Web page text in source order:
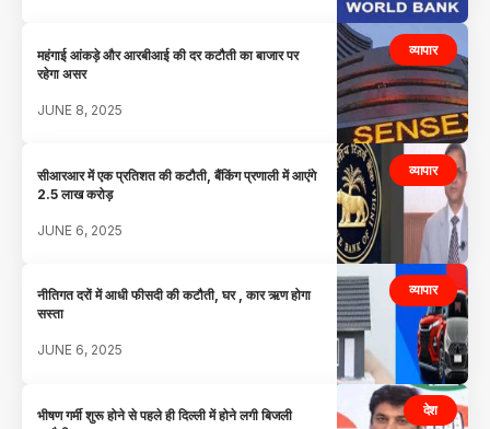
व्यापार
महंगाई आंकड़े और आरबीआई की दर कटौती का बाजार पर
रहेगा असर
JUNE 8, 2025
व्यापार
सीआरआर में एक प्रतिशत की कटौती, बैंकिंग प्रणाली में आएंगे
2.5 लाख करोड़
JUNE 6, 2025
व्यापार
नीतिगत दरों में आधी फीसदी की कटौती, घर , कार ऋण होगा
सस्ता
JUNE 6, 2025
देश
भीषण गर्मी शुरू होने से पहले ही दिल्ली में होने लगी बिजली